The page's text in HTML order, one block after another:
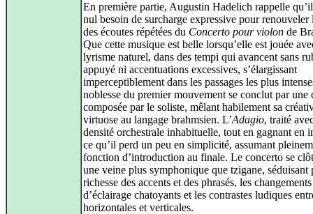
En première partie, Augustin Hadelich rappelle qu’il
nul besoin de surcharge expressive pour renouveler
des écoutes répétées du Concerto pour violon de
Que cette musique est belle lorsqu’elle est jouée
lyrisme naturel, dans des tempi qui avancent sans
appuyé ni accentuations excessives, s’élargissant
imperceptiblement dans les passages les plus
noblesse du premier mouvement se conclut par une
composée par le soliste, mêlant habilement sa
virtuose au langage brahmsien. L’Adagio, traité
densité orchestrale inhabituelle, tout en gagnant en
ce qu’il perd un peu en simplicité, assumant
fonction d’introduction au finale. Le concerto se
une veine plus symphonique que tzigane, séduisant
richesse des accents et des phrasés, les changements
d’éclairage chatoyants et les contrastes ludiques
horizontales et verticales.